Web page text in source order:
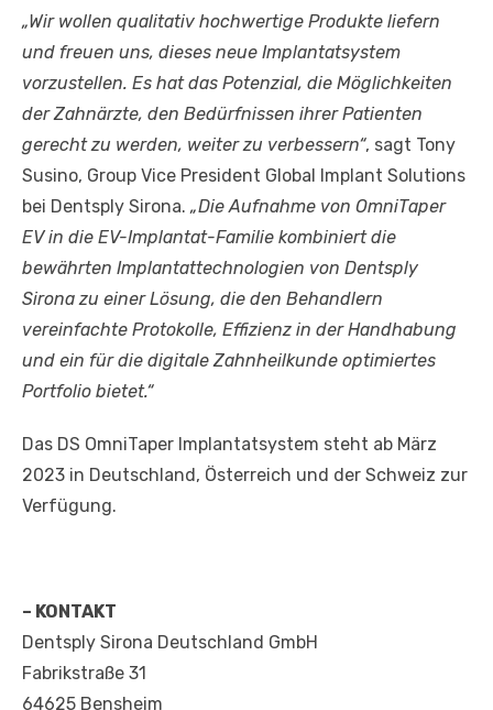
„Wir wollen qualitativ hochwertige Produkte liefern
und freuen uns, dieses neue Implantatsystem
vorzustellen. Es hat das Potenzial, die Möglichkeiten
der Zahnärzte, den Bedürfnissen ihrer Patienten
gerecht zu werden, weiter zu verbessern“, sagt Tony
Susino, Group Vice President Global Implant Solutions
bei Dentsply Sirona. „Die Aufnahme von OmniTaper
EV in die EV-Implantat-Familie kombiniert die
bewährten Implantattechnologien von Dentsply
Sirona zu einer Lösung, die den Behandlern
vereinfachte Protokolle, Effizienz in der Handhabung
und ein für die digitale Zahnheilkunde optimiertes
Portfolio bietet.“
Das DS OmniTaper Implantatsystem steht ab März
2023 in Deutschland, Österreich und der Schweiz zur
Verfügung.
– KONTAKT
Dentsply Sirona Deutschland GmbH
Fabrikstraße 31
64625 Bensheim